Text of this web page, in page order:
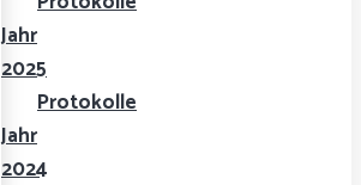
Jahr
2025
Protokolle
Jahr
2024